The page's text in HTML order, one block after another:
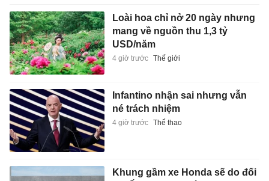
Loài hoa chỉ nở 20 ngày nhưng
mang về nguồn thu 1,3 tỷ
USD/năm
4 giờ trước Thế giới
Infantino nhận sai nhưng vẫn
né trách nhiệm
4 giờ trước Thể thao
Khung gầm xe Honda sẽ do đối